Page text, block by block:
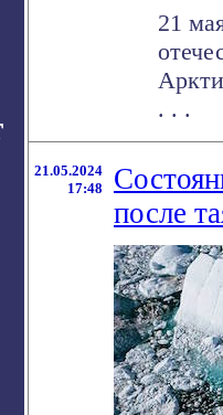
21
. . .
21.05.2024
17:48
после